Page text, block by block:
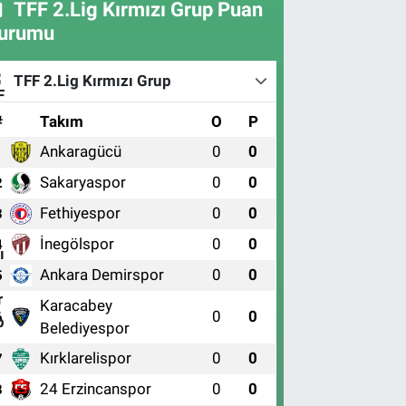
TFF 2.Lig Kırmızı Grup Puan
TFF 2.Lig Kırmızı Grup
Takım O P
Ankaragücü 0 0
Sakaryaspor 0 0
Fethiyespor 0 0
İnegölspor 0 0
Ankara Demirspor 0 0
Karacabey
Belediyespor
0 0
Kırklarelispor 0 0
24 Erzincanspor 0 0